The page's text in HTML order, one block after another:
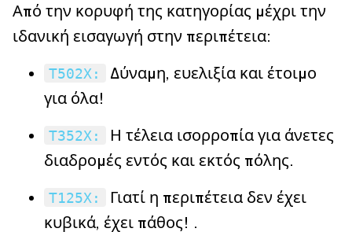
Από την κορυφή της κατηγορίας μέχρι την
ιδανική εισαγωγή στην περιπέτεια:
T502X:
Δύναμη, ευελιξία και έτοιμο
για όλα!
T352X:
Η τέλεια ισορροπία για άνετες
διαδρομές εντός και εκτός πόλης.
T125X:
Γιατί η περιπέτεια δεν έχει
κυβικά, έχει πάθος! .